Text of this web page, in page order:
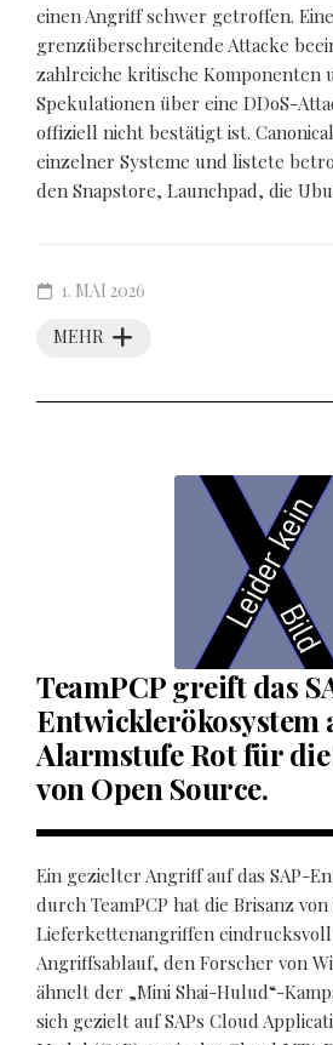
einen Angriff schwer getroffen. Eine
grenzüberschreitende Attacke
zahlreiche kritische Komponenten
Spekulationen über eine DDoS-
offiziell nicht bestätigt ist.
einzelner Systeme und listete
den Snapstore, Launchpad, die
MEHR
1. MAI 2026
TeamPCP greift das
Entwicklerökosystem
Alarmstufe Rot für
von Open Source.
Ein gezielter Angriff auf das SAP-
durch TeamPCP hat die Brisanz
Lieferkettenangriffen
Angriffsablauf, den Forscher von
ähnelt der „Mini Shai-Hulud“-
sich gezielt auf SAPs Cloud